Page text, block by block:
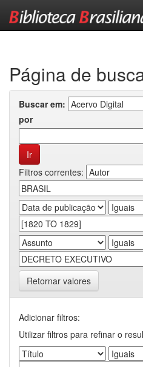
Página de
Buscar em:
por
Filtros correntes:
Retornar valores
Adicionar filtros:
Utilizar filtros para refinar o